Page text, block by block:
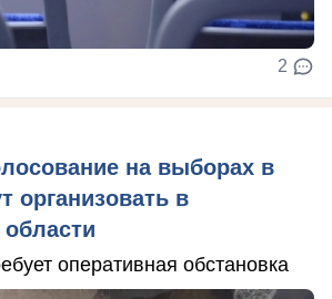
2
на выборах в
организовать в
оперативная обстановка